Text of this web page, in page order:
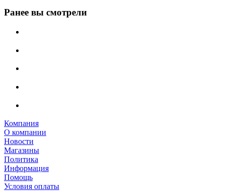
Ранее вы смотрели
Компания
О компании
Новости
Магазины
Политика
Информация
Помощь
Условия оплаты